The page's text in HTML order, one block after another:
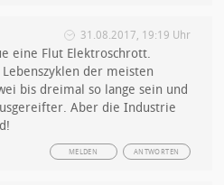
31.08.2017, 19:19 Uhr
eine Flut Elektroschrott.
der meisten
bis dreimal so lange sein und
Aber die Industrie
ANTWORTEN
MELDEN